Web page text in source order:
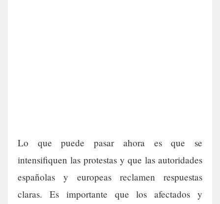
Lo que puede pasar ahora es que se
intensifiquen las protestas y que las autoridades
españolas y europeas reclamen respuestas
claras. Es importante que los afectados y